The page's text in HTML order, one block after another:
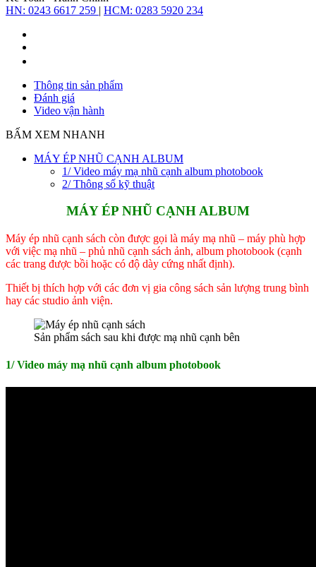
HN: 0243 6617 259 | HCM: 0283 5920 234
Thông tin sản phẩm
Đánh giá
Video vận hành
BẤM XEM NHANH
MÁY ÉP NHŨ CẠNH ALBUM
1/ Video máy mạ nhũ cạnh album photobook
2/ Thông số kỹ thuật
MÁY ÉP NHŨ CẠNH ALBUM
Máy ép nhũ cạnh sách còn được gọi là máy mạ nhũ – máy phù hợp
với việc mạ nhũ – phủ nhũ cạnh sách ảnh, album photobook (cạnh
các trang được bồi hoặc có độ dày cứng nhất định).
Thiết bị thích hợp với các đơn vị gia công sách sản lượng trung bình
hay các studio ảnh viện.
Sản phẩm sách sau khi được mạ nhũ cạnh bên
1/ Video máy mạ nhũ cạnh album photobook